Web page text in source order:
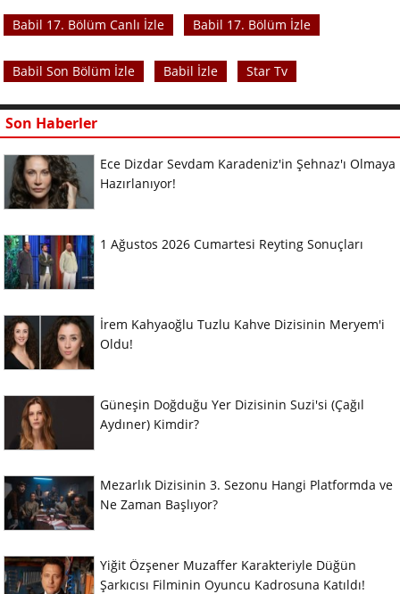
Babil 17. Bölüm Canlı İzle Babil 17. Bölüm İzle
Babil Son Bölüm İzle Babil İzle Star Tv
Son Haberler
Ece Dizdar Sevdam Karadeniz'in Şehnaz'ı Olmaya
Hazırlanıyor!
1 Ağustos 2026 Cumartesi Reyting Sonuçları
İrem Kahyaoğlu Tuzlu Kahve Dizisinin Meryem'i
Oldu!
Güneşin Doğduğu Yer Dizisinin Suzi'si (Çağıl
Aydıner) Kimdir?
Mezarlık Dizisinin 3. Sezonu Hangi Platformda ve
Ne Zaman Başlıyor?
Yiğit Özşener Muzaffer Karakteriyle Düğün
Şarkıcısı Filminin Oyuncu Kadrosuna Katıldı!